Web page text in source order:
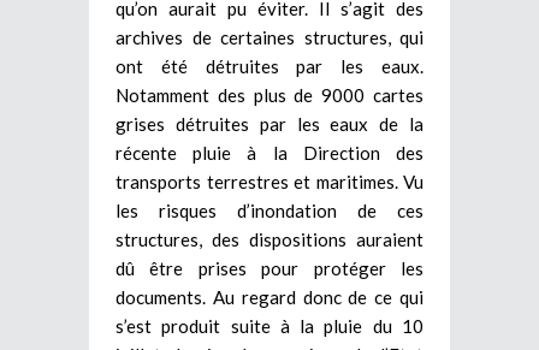
qu’on aurait pu éviter. Il s’agit des
archives de certaines structures, qui
ont été détruites par les eaux.
Notamment des plus de 9000 cartes
grises détruites par les eaux de la
récente pluie à la Direction des
transports terrestres et maritimes. Vu
les risques d’inondation de ces
structures, des dispositions auraient
dû être prises pour protéger les
documents. Au regard donc de ce qui
s’est produit suite à la pluie du 10